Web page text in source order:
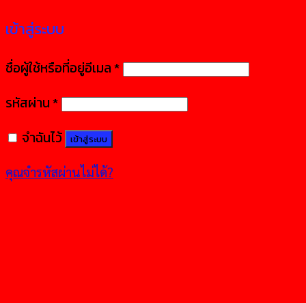
เข้าสู่ระบบ
ชื่อผู้ใช้หรือที่อยู่อีเมล*
รหัสผ่าน*
จำฉันไว้ เข้าสู่ระบบ
คุณจำรหัสผ่านไม่ได้?